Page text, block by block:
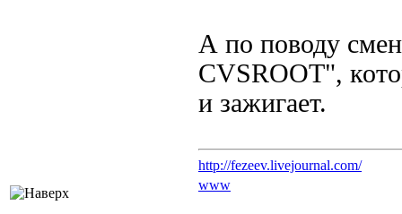
А по поводу
CVSROOT",
и зажигает.
http://fezeev.livejournal.com/
www